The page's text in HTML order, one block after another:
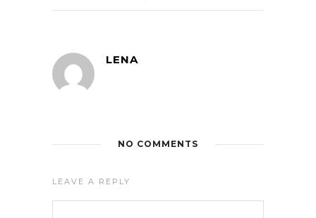
LENA
NO COMMENTS
LEAVE A REPLY